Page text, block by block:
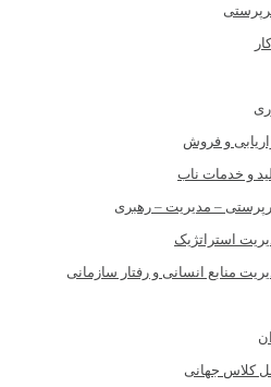
و فروش
و خدمات ناب
– مدیریت – رهبری
استراتژیک
منابع انسانی و رفتار سازمانی
کلاس جهانی